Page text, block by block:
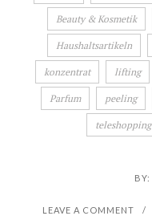
Beauty & Kosmetik
Haushaltsartikeln
konzentrat lifting
Parfum peeling
teleshopping
BY:
LEAVE A COMMENT /